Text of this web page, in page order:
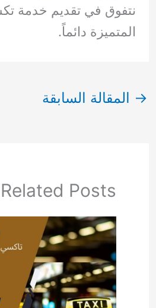
نتفوق في تقديم خدمة
المتميزة دائماً.
→ المقالة السابقة
Related Posts